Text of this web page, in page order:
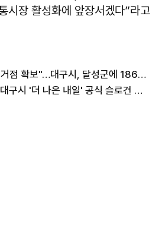
시장 활성화에 앞장서겠다”라고
"국내 최초 로봇 인증 거점 확보"…대구시, 달성군에 186억 투입해 휴머노이드 센터 구축
변화와 성장 시각화…대구시 '더 나은 내일' 공식 슬로건 디자인 공개